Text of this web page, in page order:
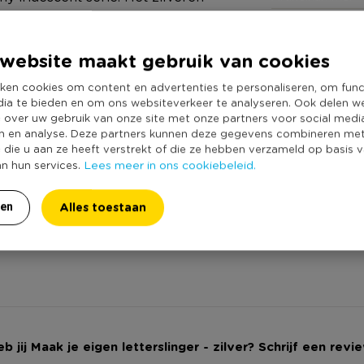
maakt gebruik van cookies
cookies om content en advertenties te personaliseren, om
te bieden en om ons websiteverkeer te analyseren. Ook delen
uw gebruik van onze site met onze partners voor social
en analyse. Deze partners kunnen deze gegevens combineren
u aan ze heeft verstrekt of die ze hebben verzameld op basis
hun services. Lees meer in ons cookiebeleid.
Alles toestaan
leuk voor verjaardagen,
kamer stylish te versieren.
De letters zijn herbruikbaar,
Het pakket bevat 92 letters,
de letters is ongeveer 5x10
metalen clips
Kleur
jij Maak je eigen letterslinger - zilver? Schrijf een